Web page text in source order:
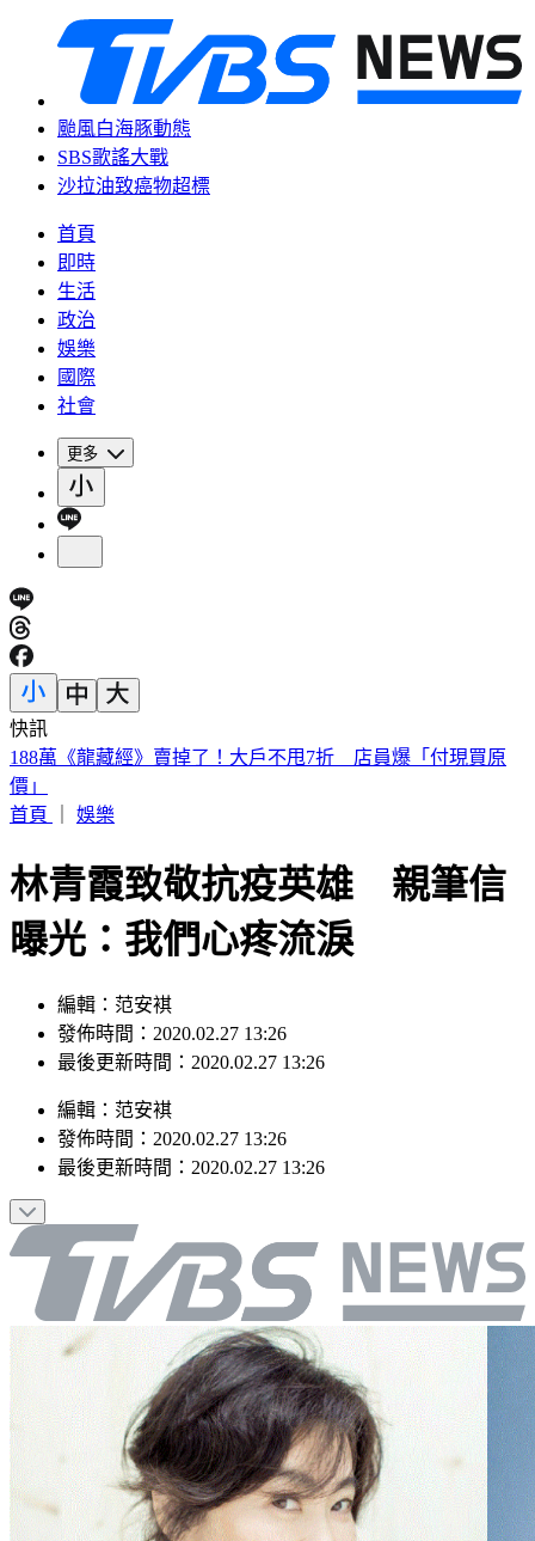
颱風白海豚動態
SBS歌謠大戰
沙拉油致癌物超標
首頁
即時
生活
政治
娛樂
國際
社會
更多
快訊
遠見天下創辦人高希均90歲辭世！「長壽5秘訣」曝 醫生也
認同
首頁
娛樂
林青霞致敬抗疫英雄 親筆信
曝光：我們心疼流淚
編輯：范安褀
發佈時間：2020.02.27 13:26
最後更新時間：2020.02.27 13:26
編輯 ： 范安褀
發佈時間： 2020.02.27 13:26
最後更新時間： 2020.02.27 13:26